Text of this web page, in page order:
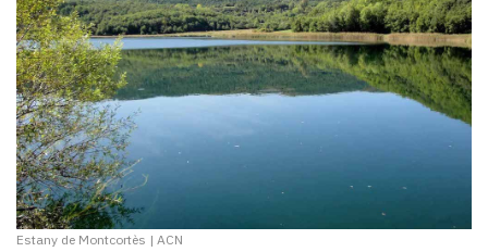
Estany de Montcortès | ACN